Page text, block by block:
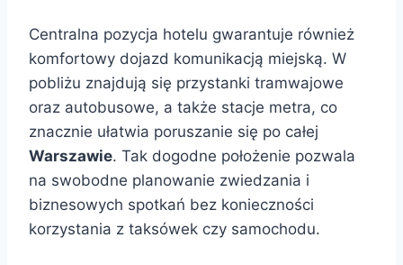
Centralna pozycja hotelu gwarantuje również
komfortowy dojazd komunikacją miejską. W
pobliżu znajdują się przystanki tramwajowe
oraz autobusowe, a także stacje metra, co
znacznie ułatwia poruszanie się po całej
Warszawie. Tak dogodne położenie pozwala
na swobodne planowanie zwiedzania i
biznesowych spotkań bez konieczności
korzystania z taksówek czy samochodu.